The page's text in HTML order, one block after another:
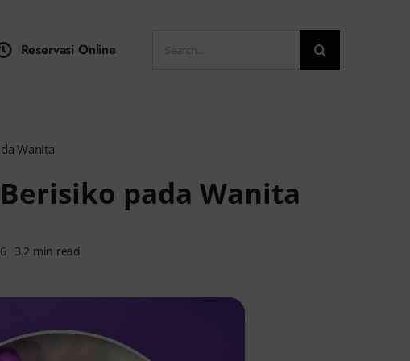
Reservasi Online
for:
Wanita
pada Wanita
3.2 min read